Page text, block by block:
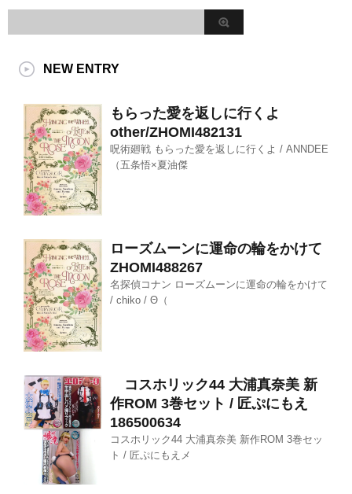
NEW ENTRY
もらった愛を返しに行くよ
other/ZHOMI482131
呪術廻戦 もらった愛を返しに行くよ / ANNDEE
（五条悟×夏油傑
ローズムーンに運命の輪をかけて
ZHOMI488267
名探偵コナン ローズムーンに運命の輪をかけて
/ chiko / Θ（
コスホリック44 大浦真奈美 新
作ROM 3巻セット / 匠ぷにもえ
186500634
コスホリック44 大浦真奈美 新作ROM 3巻セッ
ト / 匠ぷにもえメ